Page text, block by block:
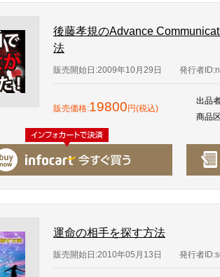
後藤孝規のAdvance
法
販売開始日:2009年10月29日 発行者
販売価格:19800円(税込)
出品
商品
運命の相手を探す方法
販売開始日:2010年05月13日 発行者